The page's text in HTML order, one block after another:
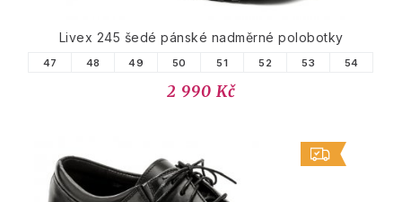
Livex 245 šedé pánské nadměrné polobotky
47 48 49 50 51 52 53 54
2 990 Kč